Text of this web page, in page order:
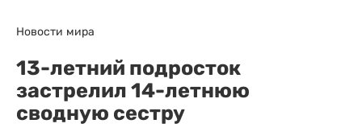
Новости мира
13-летний подросток
застрелил 14-летнюю
сводную сестру